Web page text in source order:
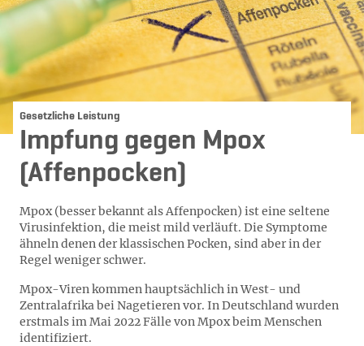
Gesetzliche Leistung
Impfung gegen Mpox
(Affenpocken)
Mpox (besser bekannt als Affenpocken) ist eine seltene
Virusinfektion, die meist mild verläuft. Die Symptome
ähneln denen der klassischen Pocken, sind aber in der
Regel weniger schwer.
Mpox-Viren kommen hauptsächlich in West- und
Zentralafrika bei Nagetieren vor. In Deutschland wurden
erstmals im Mai 2022 Fälle von Mpox beim Menschen
identifiziert.